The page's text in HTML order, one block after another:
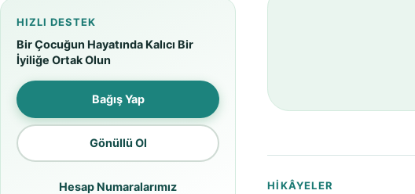
HIKÂYELER
HIZLI DESTEK
Bir Çocuğun Hayatında Kalıcı Bir
İyiliğe Ortak Olun
Bağış Yap
Gönüllü Ol
Hesap Numaralarımız